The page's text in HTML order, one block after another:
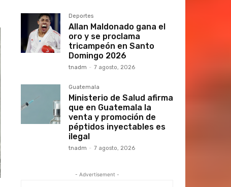
Deportes
Allan Maldonado gana el
oro y se proclama
tricampeón en Santo
Domingo 2026
tnadm - 7 agosto, 2026
Guatemala
Ministerio de Salud afirma
que en Guatemala la
venta y promoción de
péptidos inyectables es
ilegal
tnadm - 7 agosto, 2026
- Advertisement -